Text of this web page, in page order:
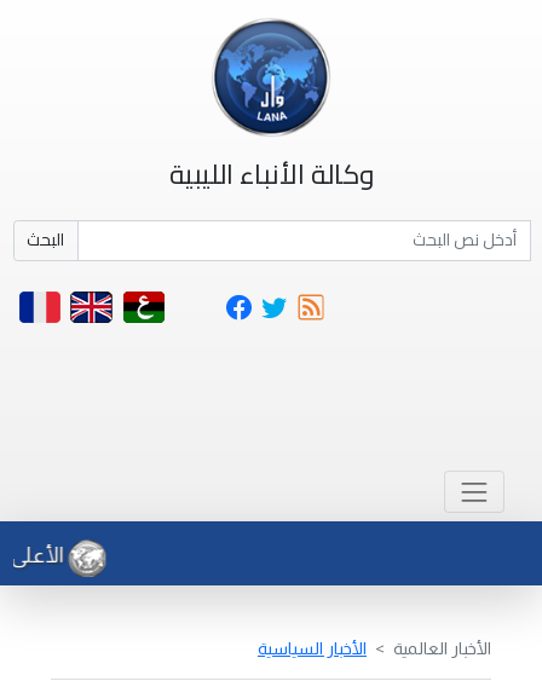
وكالة الأنباء الليبية
البحث
الأعلى
الأخبار العالمية الأخبار السياسية